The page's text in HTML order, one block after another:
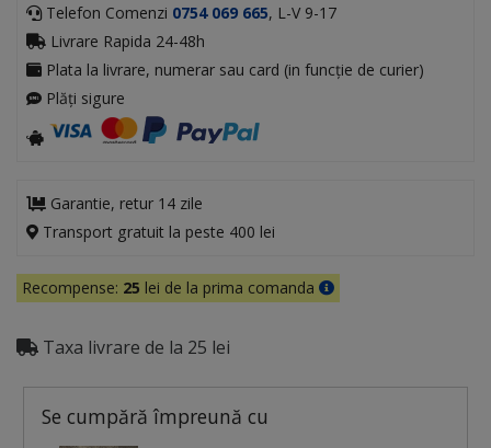
Telefon Comenzi 0754 069 665, L-V 9-17
Livrare Rapida 24-48h
Plata la livrare, numerar sau card (in funcție de curier)
Plăți sigure
Garantie, retur 14 zile
Transport gratuit la peste 400 lei
Recompense: 25 lei de la prima comanda
Taxa livrare de la 25 lei
Se cumpără împreună cu